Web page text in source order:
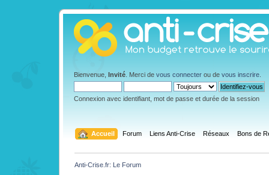
Bienvenue, Invité . Merci de vous connecter ou de vous inscrire
Connexion avec identifiant, mot de passe et durée de la session
Accueil Forum Liens Anti-Crise Réseaux Bons de
Anti-Crise.fr: Le Forum